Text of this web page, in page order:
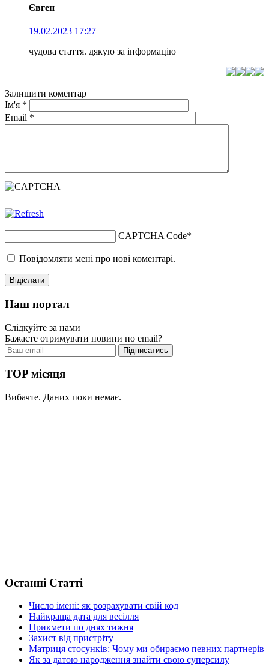
Євген
19.02.2023 17:27
чудова стаття. дякую за інформацію
Залишити коментар
Ім'я *
Email *
CAPTCHA Code*
Повідомляти мені про нові коментарі.
Наш портал
Слідкуйте за нами
Бажаєте отримувати новини по email?
TOP місяця
Вибачте. Даних поки немає.
Останні Статті
Число імені: як розрахувати свій код
Найкраща дата для весілля
Прикмети по днях тижня
Захист від пристріту
Матриця стосунків: Чому ми обираємо певних партнерів
Як за датою народження знайти свою суперсилу